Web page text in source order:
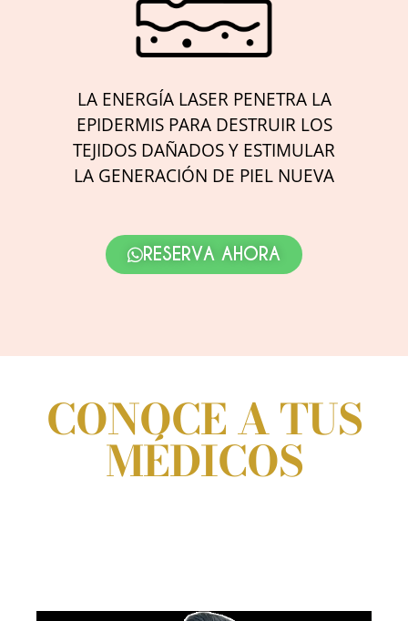
LA ENERGÍA LASER PENETRA LA
EPIDERMIS PARA DESTRUIR LOS
TEJIDOS DAÑADOS Y ESTIMULAR
LA GENERACIÓN DE PIEL NUEVA
RESERVA AHORA
CONOCE A TUS
MÉDICOS